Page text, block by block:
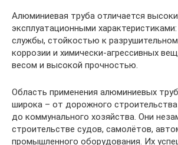
Алюминиевая труба отличается
эксплуатационными
службы, стойкостью к
коррозии и химически-агрессивных
весом и высокой прочностью.
Область применения алюминиевых
широка – от дорожного
до коммунального хозяйства. Они
строительстве судов, самолётов,
промышленного оборудования. Их